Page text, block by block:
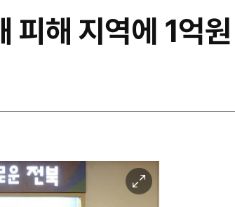
피해 지역에 1억
이
미